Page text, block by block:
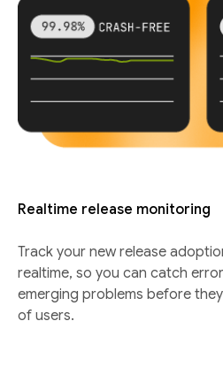
Realtime release monitoring
Track your new release
realtime, so you can catch
emerging problems before
of users.